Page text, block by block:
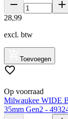
28,99
excl. btw
Toevoegen
Op voorraad
Milwaukee WIDE
35mm Gen2 -